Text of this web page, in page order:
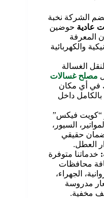
الشركة نخبة
عادية حوضين
المعرفة
والكهربائية
الغسالة
مصلح غسالات
في أي مكان
داخل
“كويت فيكس”
(مثل المواتير، السيور،
حقيقي
العطل.
: خدماتنا متوفرة
كافة محافظات
الجهراء،
مدروسة
مخفية.